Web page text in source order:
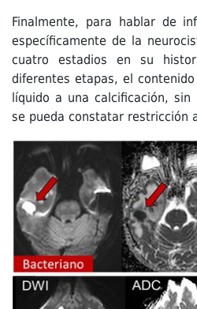
Finalmente, para hablar de
específicamente de la
cuatro estadios en su
diferentes etapas, el
líquido a una calcificación,
se pueda constatar restricción